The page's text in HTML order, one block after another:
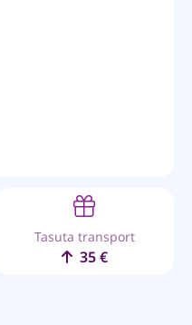
Tasuta transport
35 €